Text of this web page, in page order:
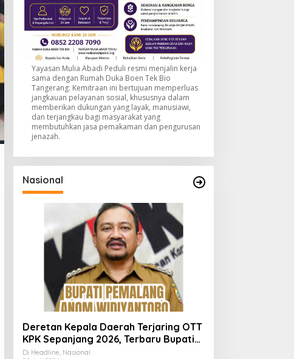
Yayasan Mulia Abadi Peduli resmi menjalin kerja
sama dengan Rumah Duka Boen Tek Bio
Tangerang. Kemitraan ini bertujuan memperluas
jangkauan pelayanan sosial, khususnya dalam
memberikan dukungan yang layak, manusiawi,
dan terjangkau bagi masyarakat yang
membutuhkan jasa pemakaman dan pengurusan
jenazah.
Nasional
Deretan Kepala Daerah Terjaring OTT
KPK Sepanjang 2026, Terbaru Bupati
Pemalang Anom Widiyantoro
Di Headline, Nasional